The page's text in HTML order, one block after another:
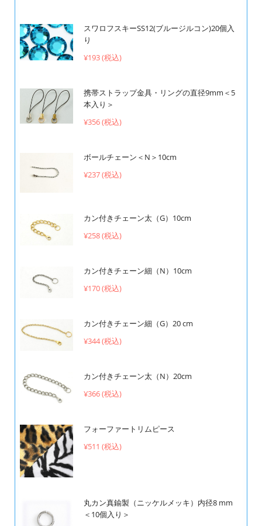
スワロフスキーSS12(ブルージルコン)20個入
り
¥193 (税込)
携帯ストラップ金具・リングの直径9mm＜5
本入り＞
¥356 (税込)
ボールチェーン＜N＞10cm
¥237 (税込)
カン付きチェーン太（G）10cm
¥258 (税込)
カン付きチェーン細（N）10cm
¥170 (税込)
カン付きチェーン細（G）20 cm
¥344 (税込)
カン付きチェーン太（N）20cm
¥366 (税込)
フォーファートリムピース
¥511 (税込)
丸カン真鍮製（ニッケルメッキ）内径8 mm
＜10個入り＞